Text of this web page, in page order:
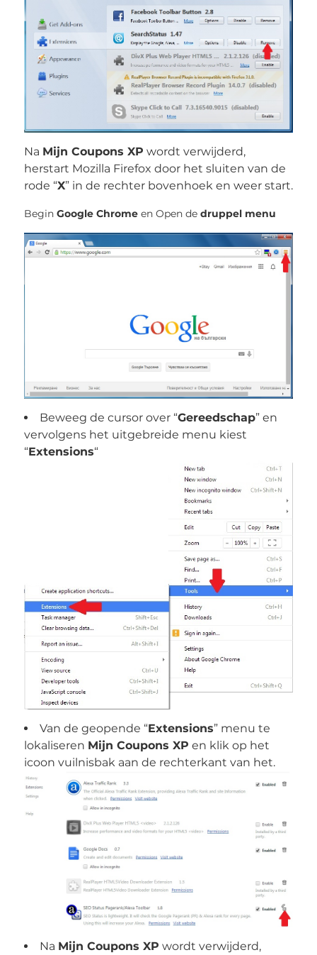
Na Mijn Coupons XP wordt verwijderd,
herstart Mozilla Firefox door het sluiten van de
rode “X” in de rechter bovenhoek en weer start.
Begin Google Chromeen Open de druppel menu
Beweeg de cursor over “Gereedschap” en
vervolgens het uitgebreide menu kiest
“Extensions“
Van de geopende “Extensions” menu te
lokaliseren Mijn Coupons XP en klik op het
icoon vuilnisbak aan de rechterkant van het.
Na Mijn Coupons XP wordt verwijderd,